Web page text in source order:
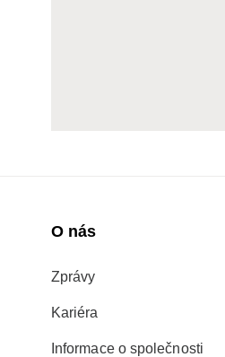
O nás
Zprávy
Kariéra
Informace o společnosti